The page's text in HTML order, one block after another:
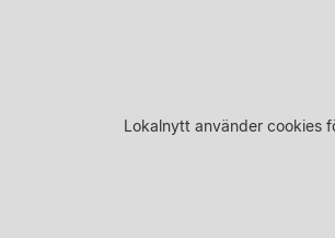
Lokalnytt använder cookies